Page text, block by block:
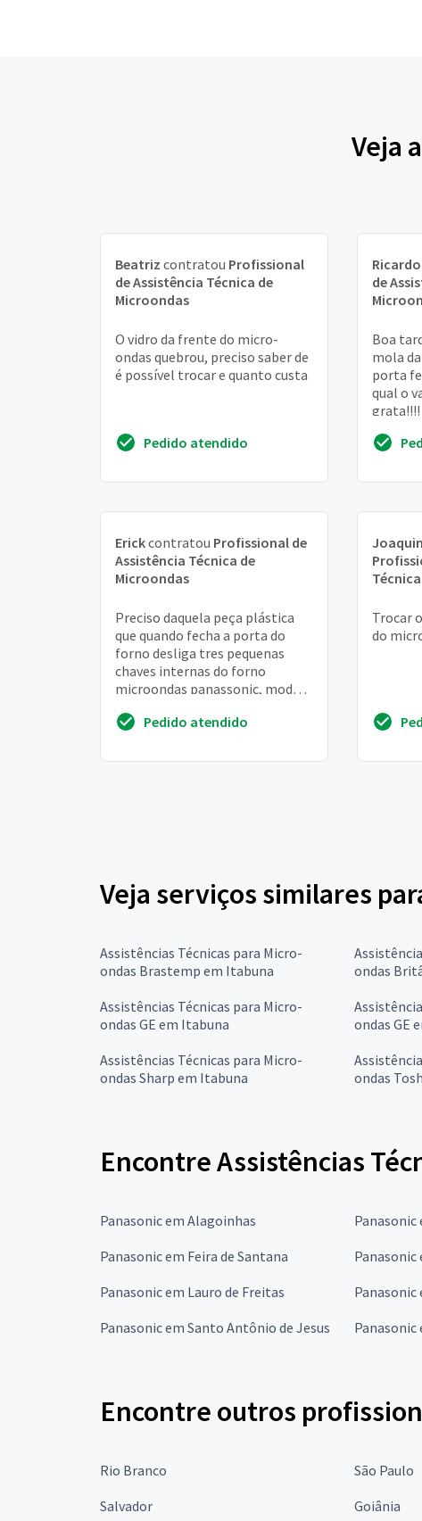
Veja
Beatriz contratou Profissional
de Assistência Técnica de
Microondas
O vidro da frente do micro-
ondas quebrou, preciso saber de
é possível trocar e quanto custa
Pedido atendido
Ricardo
de
Boa
mola
porta
qual o
grata!!!!
Erickcontratou Profissional de
Assistência Técnica de
Microondas
Preciso daquela peça plástica
que quando fecha a porta do
forno desliga tres pequenas
chaves internas do forno
microondas panassonic, modelo
uso Pedido atendido
Trocar
do
Veja serviços similares
Assistências Técnicas para Micro-
ondas Brastemp em Itabuna
ondas
Assistências Técnicas para Micro-
ondas GE em Itabuna
ondas GE
Assistências Técnicas para Micro-
ondas Sharp em Itabuna
ondas
Encontre Assistências
Panasonic em Alagoinhas Panasonic
Panasonic em Feira de Santana
Panasonic
Panasonic em Lauro de Freitas
Panasonic
Panasonic em Santo Antônio de Jesus
Panasonic
Encontre outros
Rio Branco São Paulo
Salvador
Goiânia